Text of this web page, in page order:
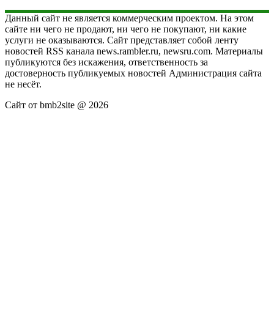
Данный сайт не является коммерческим проектом. На этом
сайте ни чего не продают, ни чего не покупают, ни какие
услуги не оказываются. Сайт представляет собой ленту
новостей RSS канала news.rambler.ru, newsru.com. Материалы
публикуются без искажения, ответственность за
достоверность публикуемых новостей Администрация сайта
не несёт.
Сайт от bmb2site @ 2026